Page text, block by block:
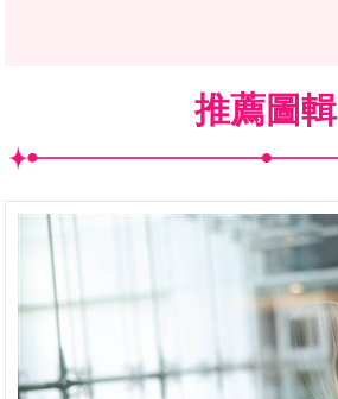
推薦圖輯